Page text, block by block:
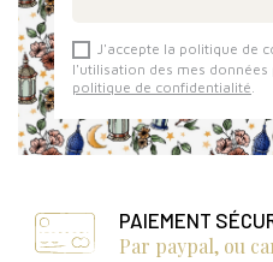
J'accepte la politique de
l'utilisation des mes données
politique de confidentialité
PAIEMENT
Par paypal, ou